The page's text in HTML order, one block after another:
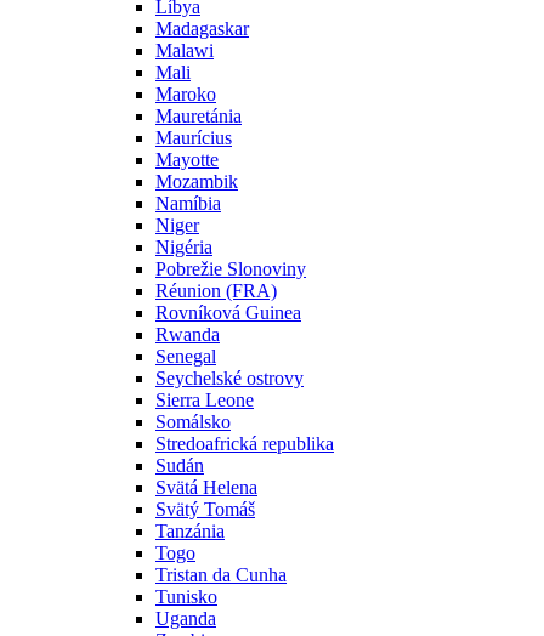
Líbya
Madagaskar
Malawi
Mali
Maroko
Mauretánia
Maurícius
Mayotte
Mozambik
Namíbia
Niger
Nigéria
Pobrežie Slonoviny
Réunion (FRA)
Rovníková Guinea
Rwanda
Senegal
Seychelské ostrovy
Sierra Leone
Somálsko
Stredoafrická republika
Sudán
Svätá Helena
Svätý Tomáš
Tanzánia
Togo
Tristan da Cunha
Tunisko
Uganda